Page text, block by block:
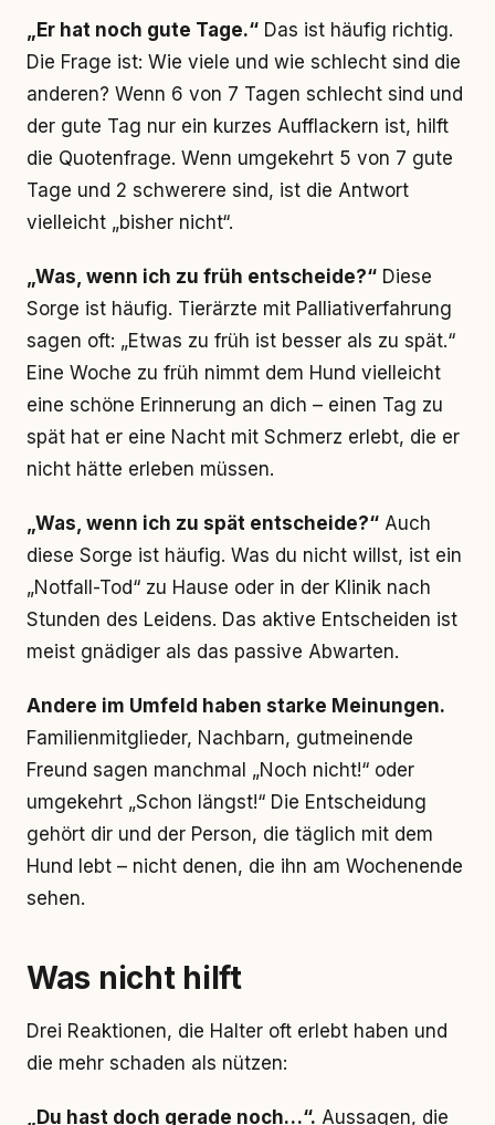
„Er hat noch gute Tage.“ Das ist häufig richtig.
Die Frage ist: Wie viele und wie schlecht sind die
anderen? Wenn 6 von 7 Tagen schlecht sind und
der gute Tag nur ein kurzes Aufflackern ist, hilft
die Quotenfrage. Wenn umgekehrt 5 von 7 gute
Tage und 2 schwerere sind, ist die Antwort
vielleicht „bisher nicht“.
„Was, wenn ich zu früh entscheide?“ Diese
Sorge ist häufig. Tierärzte mit Palliativerfahrung
sagen oft: „Etwas zu früh ist besser als zu spät.“
Eine Woche zu früh nimmt dem Hund vielleicht
eine schöne Erinnerung an dich – einen Tag zu
spät hat er eine Nacht mit Schmerz erlebt, die er
nicht hätte erleben müssen.
„Was, wenn ich zu spät entscheide?“ Auch
diese Sorge ist häufig. Was du nicht willst, ist ein
„Notfall-Tod“ zu Hause oder in der Klinik nach
Stunden des Leidens. Das aktive Entscheiden ist
meist gnädiger als das passive Abwarten.
Andere im Umfeld haben starke Meinungen.
Familienmitglieder, Nachbarn, gutmeinende
Freund sagen manchmal „Noch nicht!“ oder
umgekehrt „Schon längst!“ Die Entscheidung
gehört dir und der Person, die täglich mit dem
Hund lebt – nicht denen, die ihn am Wochenende
sehen.
Was nicht hilft
Drei Reaktionen, die Halter oft erlebt haben und
die mehr schaden als nützen:
„Du hast doch gerade noch…“. Aussagen, die